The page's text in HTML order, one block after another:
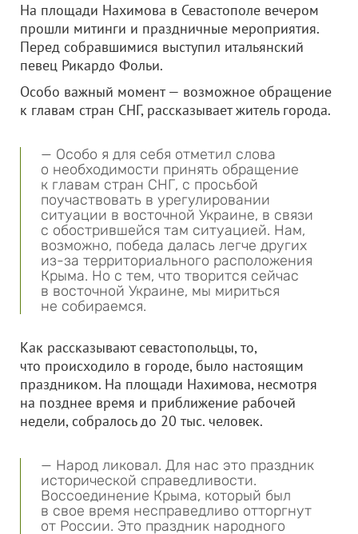
На площади Нахимова в Севастополе вечером
прошли митинги и праздничные мероприятия.
Перед собравшимися выступил итальянский
певец Рикардо Фольи.
Особо важный момент — возможное обращение
к главам стран СНГ, рассказывает житель города.
— Особо я для себя отметил слова
о необходимости принять обращение
к главам стран СНГ, с просьбой
поучаствовать в урегулировании
ситуации в восточной Украине, в связи
с обострившейся там ситуацией. Нам,
возможно, победа далась легче других
из-за территориального расположения
Крыма. Но с тем, что творится сейчас
в восточной Украине, мы мириться
не собираемся.
Как рассказывают севастопольцы, то,
что происходило в городе, было настоящим
праздником. На площади Нахимова, несмотря
на позднее время и приближение рабочей
недели, собралось до 20 тыс. человек.
— Народ ликовал. Для нас это праздник
исторической справедливости.
Воссоединение Крыма, который был
в свое время несправедливо отторгнут
от России. Это праздник народного